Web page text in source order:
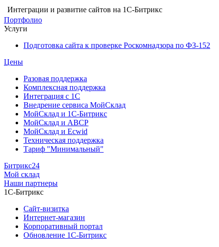
Интеграции и развитие сайтов на 1С-Битрикс
Портфолио
Услуги
Подготовка сайта к проверке Роскомнадзора по ФЗ-152
Цены
Разовая поддержка
Комплексная поддержка
Интеграция с 1С
Внедрение сервиса МойСклад
МойСклад и 1С-Битрикс
МойСклад и ABCP
МойСклад и Ecwid
Техническая поддержка
Тариф "Минимальный"
Битрикс24
Мой склад
Наши партнеры
1С-Битрикс
Сайт-визитка
Интернет-магазин
Корпоративный портал
Обновление 1С-Битрикс